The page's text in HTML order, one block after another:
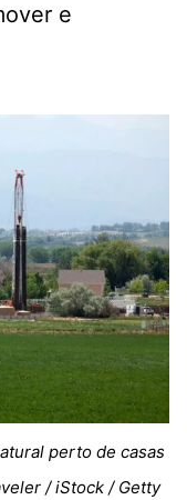
e
perto de casas
/ iStock / Getty